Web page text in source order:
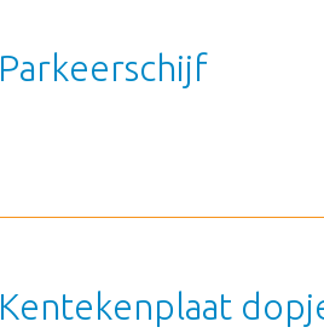
Parkeerschijf
Kentekenplaat